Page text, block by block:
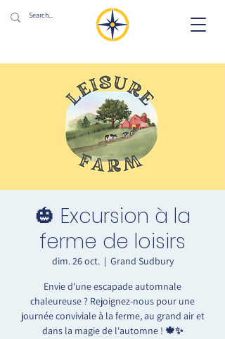
🎃 Excursion à la
ferme de loisirs
dim. 26 oct.
  |
Grand Sudbury
Envie d'une escapade automnale
chaleureuse ? Rejoignez-nous pour une
journée conviviale à la ferme, au grand air et
dans la magie de l'automne ! 🍁✨